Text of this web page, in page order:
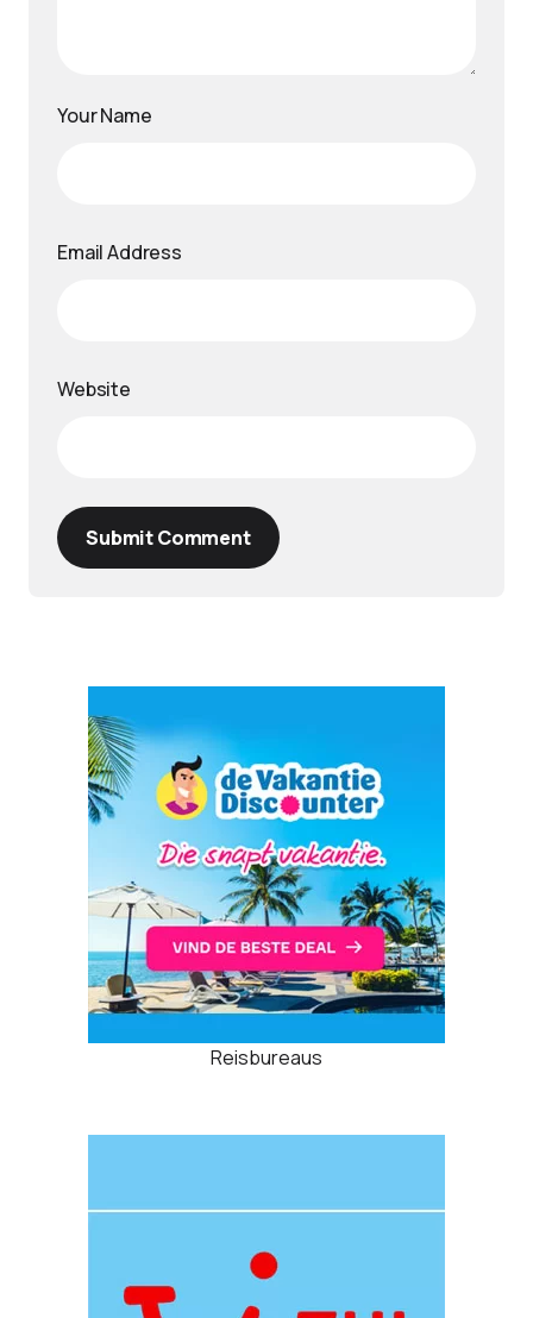
Your Name
Email Address
Website
Submit Comment
Reisbureaus